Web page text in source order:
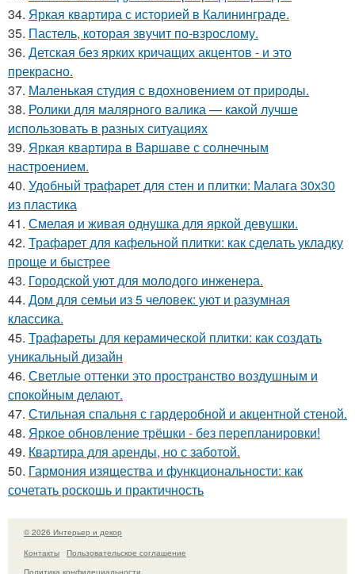
34. Яркая квартира с историей в Калининграде.
35. Пастель, которая звучит по-взрослому.
36. Детская без ярких кричащих акцентов - и это
прекрасно.
37. Маленькая студия с вдохновением от природы.
38. Ролики для малярного валика — какой лучше
использовать в разных ситуациях
39. Яркая квартира в Варшаве с солнечным
настроением.
40. Удобный трафарет для стен и плитки: Малага 30х30
из пластика
41. Смелая и живая однушка для яркой девушки.
42. Трафарет для кафельной плитки: как сделать укладку
проще и быстрее
43. Городской уют для молодого инженера.
44. Дом для семьи из 5 человек: уют и разумная
классика.
45. Трафареты для керамической плитки: как создать
уникальный дизайн
46. Светлые оттенки это пространство воздушным и
спокойным делают.
47. Стильная спальня с гардеробной и акцентной стеной.
48. Яркое обновление трёшки - без перепланировки!
49. Квартира для аренды, но с заботой.
50. Гармония изящества и функциональности: как
сочетать роскошь и практичность
© 2026 Интерьер и декор
Контакты
Пользовательское соглашение